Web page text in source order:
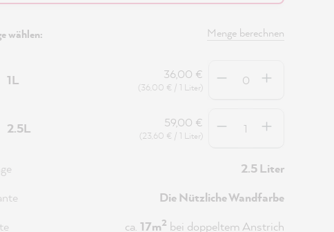
wählen: Menge berechnen
1L 36,00 €
(36,00 € / 1 Liter)
2.5L 59,00 €
(23,60 € / 1 Liter)
2.5 Liter
Die Nützliche Wandfarbe
ca. 17m2 bei doppeltem Anstrich